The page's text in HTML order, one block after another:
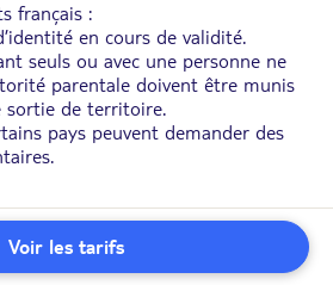
Voir les tarifs
français :
en cours de validité.
seuls ou avec une personne ne
parentale doivent être munis
sortie de territoire.
pays peuvent demander des
sur les formalités
, nous vous invitons à
des affaires étrangèresICI